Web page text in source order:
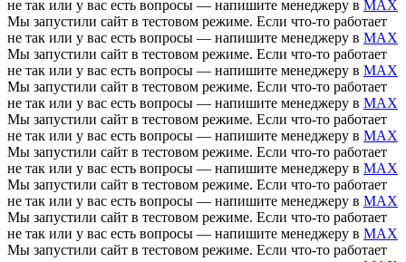
не так или у вас есть вопросы — напишите менеджеру в MAX
Мы запустили сайт в тестовом режиме. Если что-то работает
не так или у вас есть вопросы — напишите менеджеру в MAX
Мы запустили сайт в тестовом режиме. Если что-то работает
не так или у вас есть вопросы — напишите менеджеру в MAX
Мы запустили сайт в тестовом режиме. Если что-то работает
не так или у вас есть вопросы — напишите менеджеру в MAX
Мы запустили сайт в тестовом режиме. Если что-то работает
не так или у вас есть вопросы — напишите менеджеру в MAX
Мы запустили сайт в тестовом режиме. Если что-то работает
не так или у вас есть вопросы — напишите менеджеру в MAX
Мы запустили сайт в тестовом режиме. Если что-то работает
не так или у вас есть вопросы — напишите менеджеру в MAX
Мы запустили сайт в тестовом режиме. Если что-то работает
не так или у вас есть вопросы — напишите менеджеру в MAX
Мы запустили сайт в тестовом режиме. Если что-то работает